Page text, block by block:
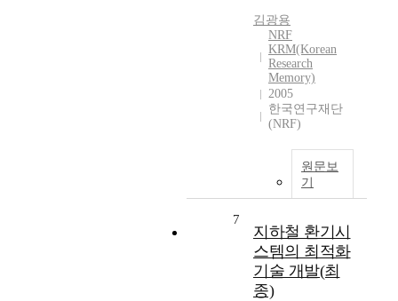
김광용
NRF
KRM(Korean
Research
Memory)
2005
한국연구재단
(NRF)
원문보
기
7
지하철 환기시
스템의 최적화
기술 개발(최
종)